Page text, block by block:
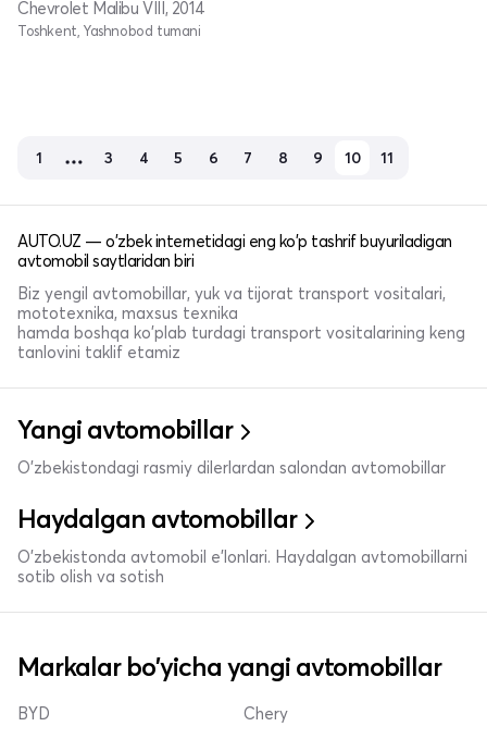
Chevrolet Malibu VIII, 2014
Toshkent, Yashnobod tumani
1 3 4 5 6 7 8 9 10 11
AUTO.UZ — o'zbek internetidagi eng ko'p tashrif buyuriladigan
avtomobil saytlaridan biri
Biz yengil avtomobillar, yuk va tijorat transport vositalari,
mototexnika, maxsus texnika
hamda boshqa ko'plab turdagi transport vositalarining keng
tanlovini taklif etamiz
Yangi avtomobillar
O'zbekistondagi rasmiy dilerlardan salondan avtomobillar
Haydalgan avtomobillar
O'zbekistonda avtomobil e’lonlari. Haydalgan avtomobillarni
sotib olish va sotish
Markalar bo'yicha yangi avtomobillar
BYD Chery